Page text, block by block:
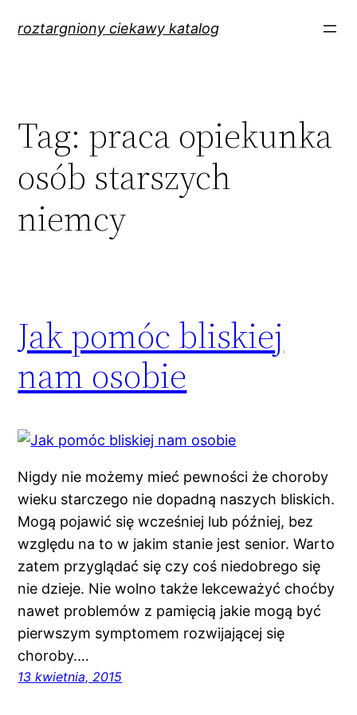
roztargniony ciekawy katalog
Tag: praca opiekunka
osób starszych
niemcy
Jak pomóc bliskiej
nam osobie
Nigdy nie możemy mieć pewności że choroby
wieku starczego nie dopadną naszych bliskich.
Mogą pojawić się wcześniej lub później, bez
względu na to w jakim stanie jest senior. Warto
zatem przyglądać się czy coś niedobrego się
nie dzieje. Nie wolno także lekceważyć choćby
nawet problemów z pamięcią jakie mogą być
pierwszym symptomem rozwijającej się
choroby.…
13 kwietnia, 2015